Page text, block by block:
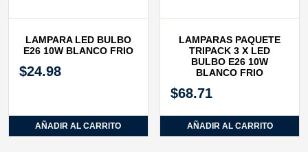
LAMPARA LED BULBO
E26 10W BLANCO FRIO
$24.98
AÑADIR AL CARRITO
LAMPARAS PAQUETE
TRIPACK 3 X LED
BULBO E26 10W
BLANCO FRIO
$68.71
AÑADIR AL CARRITO